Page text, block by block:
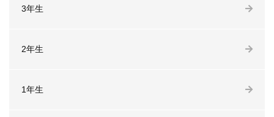
3年生
2年生
1年生